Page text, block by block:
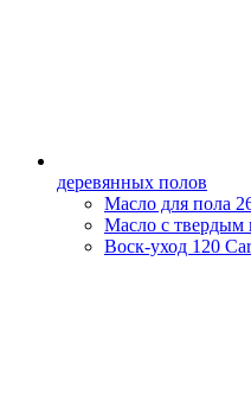
деревянных полов
Масло для пола
Масло с твердым
Воск-уход 120